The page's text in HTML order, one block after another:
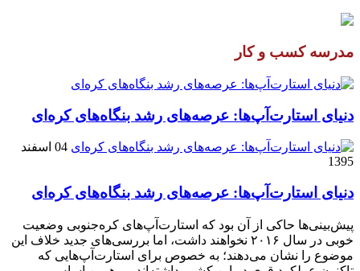
مدرسه کسب و کار
دنیای استارت‌آپ‌ها: عرصه‌های رشد بنگاه‌های کره‌ای‌
04 اسفند
1395
دنیای استارت‌آپ‌ها: عرصه‌های رشد بنگاه‌های کره‌ای‌
پیش‌بینی‌ها حاکی از آن بود که استارت‌آپ‌های کره‌جنوبی وضعیت
خوبی در سال ۲۰۱۶ نخواهند داشت، اما بررسی‌های جدید خلاف این
موضوع را نشان می‌دهند؛ به خصوص برای استارت‌آپ‌هایی که